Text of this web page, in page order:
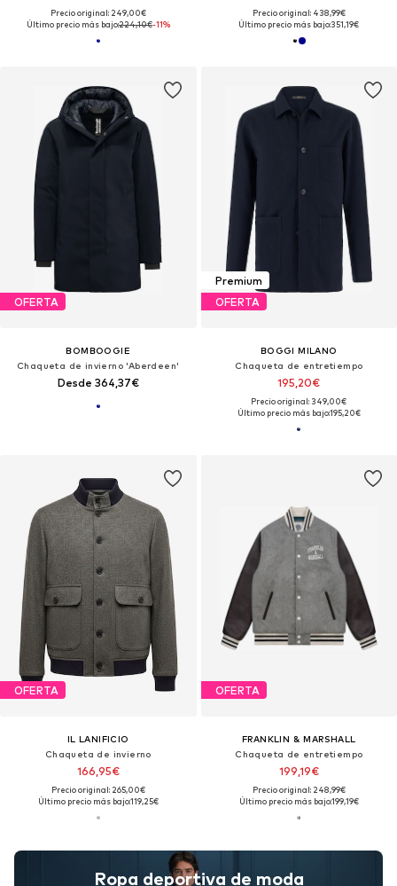
Precio original: 249,00€
Último precio más bajo:224,10€-11%
Precio original: 438,99€
Último precio más bajo:351,19€
OFERTA
BOMBOOGIE
Chaqueta de invierno 'Aberdeen'
Desde 364,37€
Premium
OFERTA
BOGGI MILANO
Chaqueta de entretiempo
195,20€
Precio original: 349,00€
Último precio más bajo:195,20€
OFERTA
IL LANIFICIO
Chaqueta de invierno
166,95€
Precio original: 265,00€
Último precio más bajo:119,25€
Ropa deportiva de moda
OFERTA
FRANKLIN & MARSHALL
Chaqueta de entretiempo
199,19€
Precio original: 248,99€
Último precio más bajo:199,19€